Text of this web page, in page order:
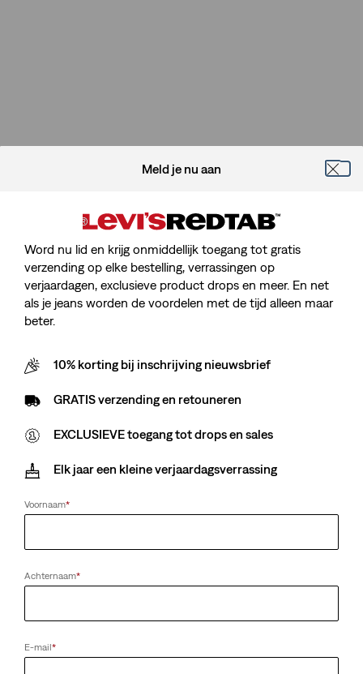
Meld je nu aan
Word nu lid en krijg onmiddellijk toegang tot gratis
verzending op elke bestelling, verrassingen op
verjaardagen, exclusieve product drops en meer. En net
als je jeans worden de voordelen met de tijd alleen maar
beter.
10% korting bij inschrijving nieuwsbrief
GRATIS verzending en retouneren
EXCLUSIEVE toegang tot drops en sales
Elk jaar een kleine verjaardagsverrassing
Voornaam*
Achternaam*
E-mail*